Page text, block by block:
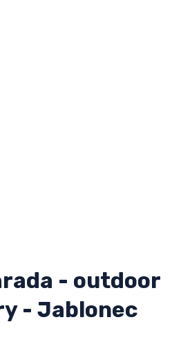
- outdoor
- Jablonec